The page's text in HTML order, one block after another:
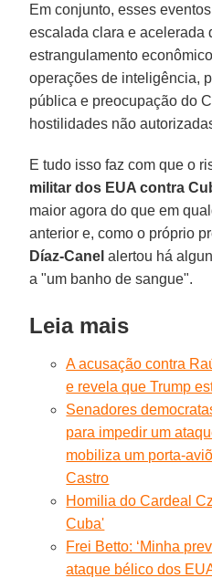
Em conjunto, esses
escalada clara e acelerada
estrangulamento
operações de inteligência,
pública e preocupação do
hostilidades não
E tudo isso faz com que o
militar dos EUA contra
maior agora do que em
anterior e, como o próprio
Díaz-Canel alertou há
a "um banho de sangue".
Leia mais
A acusação contra
e revela que Trump
Senadores
para impedir um
mobiliza um porta-
Castro
Homilia do Cardeal
Cuba'
Frei Betto: ‘Minha
ataque bélico dos